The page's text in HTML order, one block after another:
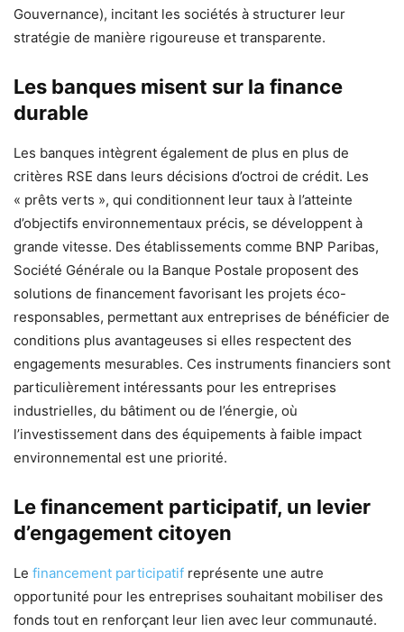
Gouvernance), incitant les sociétés à structurer leur
stratégie de manière rigoureuse et transparente.
Les banques misent sur la finance
durable
Les banques intègrent également de plus en plus de
critères RSE dans leurs décisions d’octroi de crédit. Les
« prêts verts », qui conditionnent leur taux à l’atteinte
d’objectifs environnementaux précis, se développent à
grande vitesse. Des établissements comme BNP Paribas,
Société Générale ou la Banque Postale proposent des
solutions de financement favorisant les projets éco-
responsables, permettant aux entreprises de bénéficier de
conditions plus avantageuses si elles respectent des
engagements mesurables. Ces instruments financiers sont
particulièrement intéressants pour les entreprises
industrielles, du bâtiment ou de l’énergie, où
l’investissement dans des équipements à faible impact
environnemental est une priorité.
Le financement participatif, un levier
d’engagement citoyen
Le financement participatif représente une autre
opportunité pour les entreprises souhaitant mobiliser des
fonds tout en renforçant leur lien avec leur communauté.